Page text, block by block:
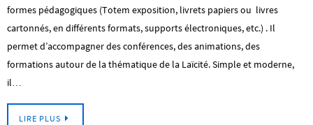
formes pédagogiques (Totem exposition, livrets papiers ou livres
cartonnés, en différents formats, supports électroniques, etc.) . Il
permet d’accompagner des conférences, des animations, des
formations autour de la thématique de la Laïcité. Simple et moderne,
il…
LIRE PLUS